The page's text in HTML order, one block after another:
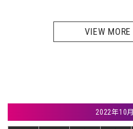
VIEW MORE
2022年10月